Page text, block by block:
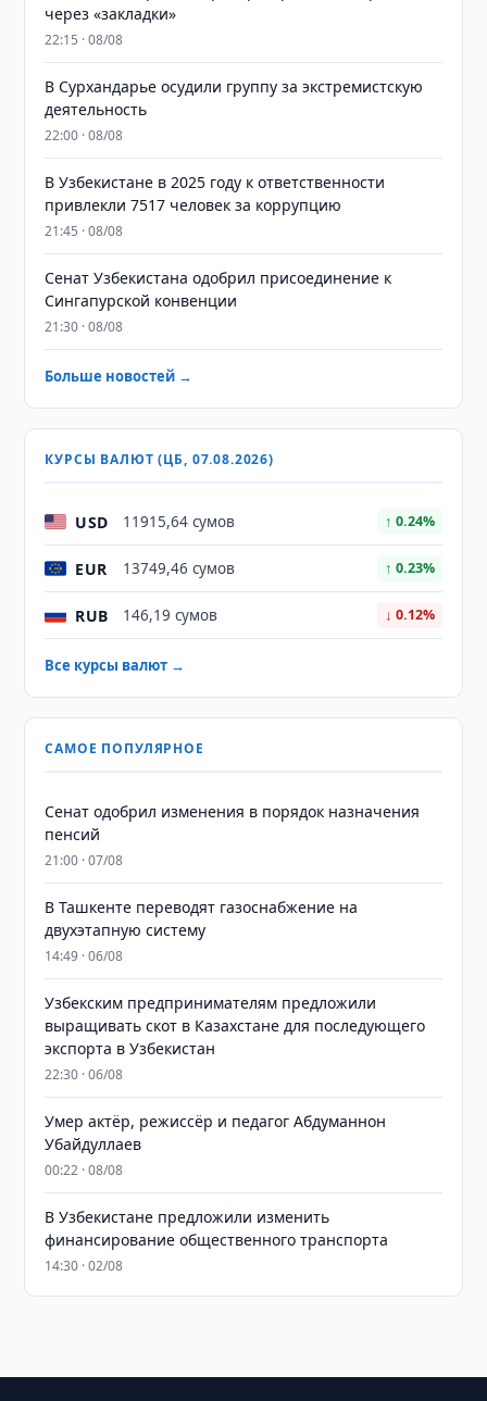
через «закладки»
22:15 · 08/08
В Сурхандарье осудили группу за экстремистскую
деятельность
22:00 · 08/08
В Узбекистане в 2025 году к ответственности
привлекли 7517 человек за коррупцию
21:45 · 08/08
Сенат Узбекистана одобрил присоединение к
Сингапурской конвенции
21:30 · 08/08
Больше новостей →
КУРСЫ ВАЛЮТ (ЦБ, 07.08.2026)
USD 11915,64 сумов ↑ 0.24%
EUR 13749,46 сумов ↑ 0.23%
RUB 146,19 сумов ↓ 0.12%
Все курсы валют →
САМОЕ ПОПУЛЯРНОЕ
Сенат одобрил изменения в порядок назначения
пенсий
21:00 · 07/08
В Ташкенте переводят газоснабжение на
двухэтапную систему
14:49 · 06/08
Узбекским предпринимателям предложили
выращивать скот в Казахстане для последующего
экспорта в Узбекистан
22:30 · 06/08
Умер актёр, режиссёр и педагог Абдуманнон
Убайдуллаев
00:22 · 08/08
В Узбекистане предложили изменить
финансирование общественного транспорта
14:30 · 02/08